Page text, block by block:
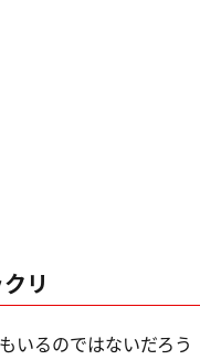
リ
いるのではないだろう